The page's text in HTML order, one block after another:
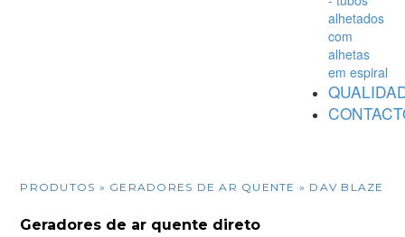
alhetados
com
alhetas
em espiral
PRODUTOS » GERADORES DE AR QUENTE » DAV BLAZE
Geradores de ar quente direto